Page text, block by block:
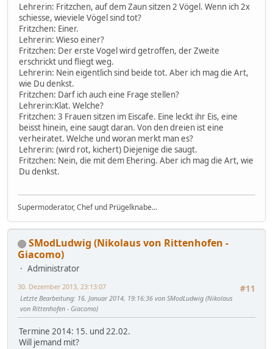
Lehrerin: Fritzchen, auf dem Zaun sitzen 2 Vögel. Wenn ich 2x
schiesse, wieviele Vögel sind tot?
Fritzchen: Einer.
Lehrerin: Wieso einer?
Fritzchen: Der erste Vogel wird getroffen, der Zweite
erschrickt und fliegt weg.
Lehrerin: Nein eigentlich sind beide tot. Aber ich mag die Art,
wie Du denkst.
Fritzchen: Darf ich auch eine Frage stellen?
Lehrerin:Klat. Welche?
Fritzchen: 3 Frauen sitzen im Eiscafe. Eine leckt ihr Eis, eine
beisst hinein, eine saugt daran. Von den dreien ist eine
verheiratet. Welche und woran merkt man es?
Lehrerin: (wird rot, kichert) Diejenige die saugt.
Fritzchen: Nein, die mit dem Ehering. Aber ich mag die Art, wie
Du denkst.
Supermoderator, Chef und Prügelknabe...
SModLudwig (Nikolaus von Rittenhofen -
Giacomo)
Administrator
#11
30. Dezember 2013, 23:13:07
Letzte Bearbeitung: 16. Januar 2014, 19:16:36 von SModLudwig (Nikolaus
von Rittenhofen - Giacomo)
Termine 2014: 15. und 22.02.
Will jemand mit?